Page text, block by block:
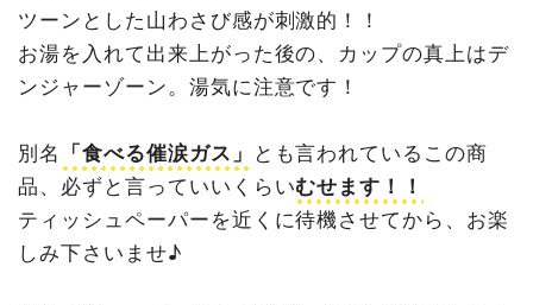
ツーンとした山わさび感が刺激的！！
お湯を入れて出来上がった後の、カップの真上はデ
ンジャーゾーン。湯気に注意です！
別名 「食べる催涙ガス」
とも言われているこの商
品、必ずと言っていいくらいむせます！！
ティッシュペーパーを近くに待機させてから、お楽
しみ下さいませ♪